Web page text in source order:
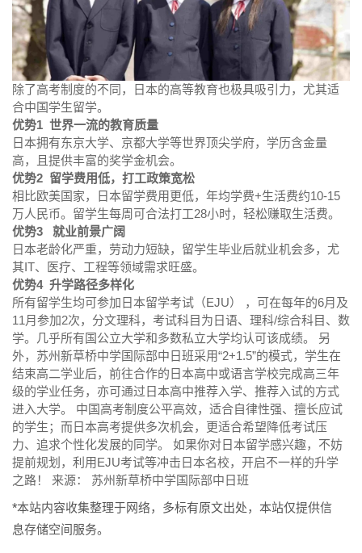
除了高考制度的不同，日本的高等教育也极具吸引力，尤其适
合中国学生留学。
优势1 世界一流的教育质量
日本拥有东京大学、京都大学等世界顶尖学府，学历含金量
高，且提供丰富的奖学金机会。
优势2 留学费用低，打工政策宽松
相比欧美国家，日本留学费用更低，年均学费+生活费约10-15
万人民币。留学生每周可合法打工28小时，轻松赚取生活费。
优势3 就业前景广阔
日本老龄化严重，劳动力短缺，留学生毕业后就业机会多，尤
其IT、医疗、工程等领域需求旺盛。
优势4 升学路径多样化
所有留学生均可参加日本留学考试（EJU） ，可在每年的6月及
11月参加2次，分文理科，考试科目为日语、理科/综合科目、数
学。几乎所有国公立大学和多数私立大学均认可该成绩。 另
外，苏州新草桥中学国际部中日班采用“2+1.5”的模式，学生在
结束高二学业后，前往合作的日本高中或语言学校完成高三年
级的学业任务，亦可通过日本高中推荐入学、推荐入试的方式
进入大学。 中国高考制度公平高效，适合自律性强、擅长应试
的学生；而日本高考提供多次机会，更适合希望降低考试压
力、追求个性化发展的同学。 如果你对日本留学感兴趣，不妨
提前规划，利用EJU考试等冲击日本名校，开启不一样的升学
之路！ 来源： 苏州新草桥中学国际部中日班
*本站内容收集整理于网络，多标有原文出处，本站仅提供信
息存储空间服务。